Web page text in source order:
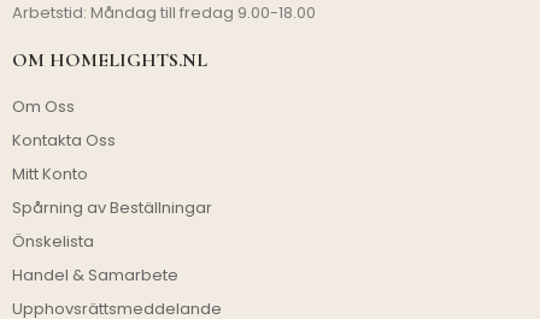
Arbetstid: Måndag till fredag 9.00-18.00
OM HOMELIGHTS.NL
Om Oss
Kontakta Oss
Mitt Konto
Spårning av Beställningar
Önskelista
Handel & Samarbete
Upphovsrättsmeddelande